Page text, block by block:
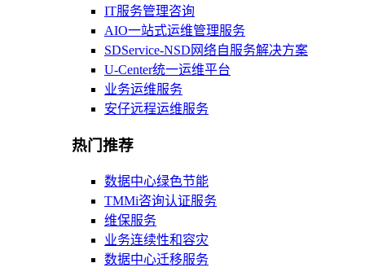
IT服务管理咨询
AIO一站式运维管理服务
SDService-NSD网络自服务解决方案
U-Center统一运维平台
业务运维服务
安仔远程运维服务
热门推荐
数据中心绿色节能
TMMi咨询认证服务
维保服务
业务连续性和容灾
数据中心迁移服务